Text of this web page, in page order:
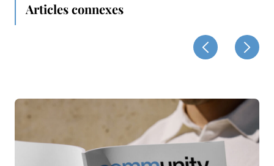
Articles connexes